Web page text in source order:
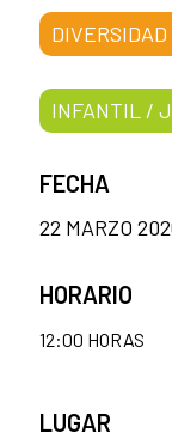
INFANTIL /
FECHA
22 MARZO
HORARIO
12:00 HORAS
LUGAR